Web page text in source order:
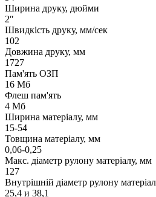
Ширина друку, дюйми
2″
Швидкість друку, мм/сек
102
Довжина друку, мм
1727
Пам'ять ОЗП
16 Мб
Флеш пам'ять
4 Мб
Ширина матеріалу, мм
15-54
Товщина матеріалу, мм
0,06-0,25
Макс. діаметр рулону матеріалу, мм
127
Внутрішній діаметр рулону
25,4 и 38,1